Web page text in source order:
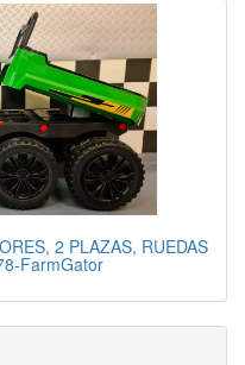
2 PLAZAS, RUEDAS
FarmGator